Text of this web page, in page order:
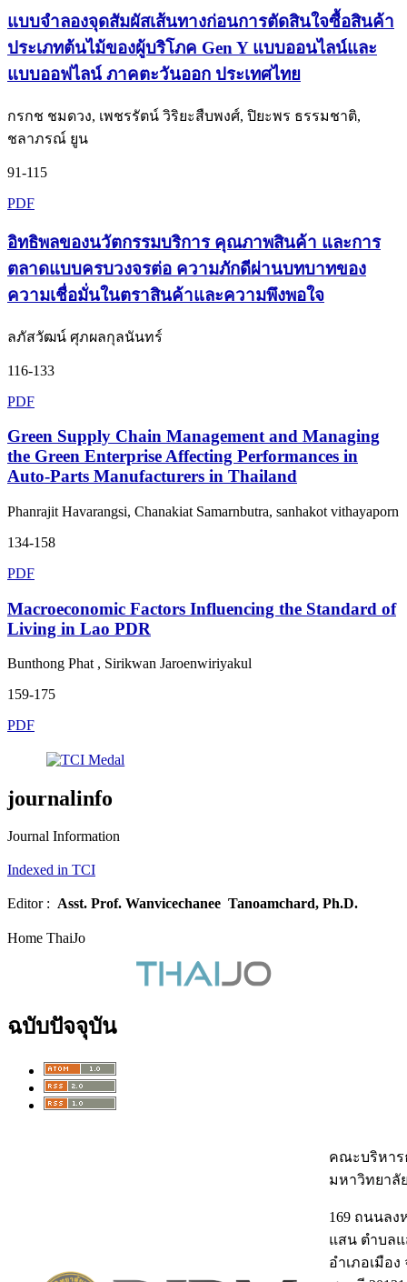
แบบจำลองจุดสัมผัสเส้นทางก่อนการตัดสินใจซื้อสินค้า
ประเภทต้นไม้ของผู้บริโภค Gen Y แบบออนไลน์และ
แบบออฟไลน์ ภาคตะวันออก ประเทศไทย
กรกช ชมดวง, เพชรรัตน์ วิริยะสืบพงศ์, ปิยะพร ธรรมชาติ,
ชลาภรณ์ ยูน
91-115
PDF
อิทธิพลของนวัตกรรมบริการ คุณภาพสินค้า และการ
ตลาดแบบครบวงจรต่อ ความภักดีผ่านบทบาทของ
ความเชื่อมั่นในตราสินค้าและความพึงพอใจ
ลภัสวัฒน์ ศุภผลกุลนันทร์
116-133
PDF
Green Supply Chain Management and Managing
the Green Enterprise Affecting Performances in
Auto-Parts Manufacturers in Thailand
Phanrajit Havarangsi, Chanakiat Samarnbutra, sanhakot vithayaporn
134-158
PDF
Macroeconomic Factors Influencing the Standard of
Living in Lao PDR
Bunthong Phat , Sirikwan Jaroenwiriyakul
159-175
PDF
journalinfo
Journal Information
Indexed in TCI
Editor : Asst. Prof. Wanvicechanee Tanoamchard, Ph.D.
Home ThaiJo
ฉบับปัจจุบัน
คณะบริหาร
มหาวิทยาลั
169 ถนนลง
แสน ตำบล
อำเภอเมือง